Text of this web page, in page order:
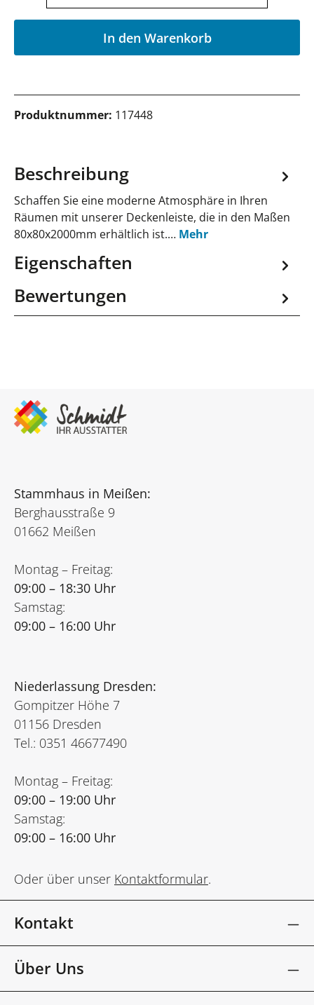
In den Warenkorb
Produktnummer: 117448
Beschreibung
Schaffen Sie eine moderne Atmosphäre in Ihren
Räumen mit unserer Deckenleiste, die in den Maßen
80x80x2000mm erhältlich ist.… Mehr
Eigenschaften
Bewertungen
Stammhaus in Meißen:
Berghausstraße 9
01662 Meißen
Montag – Freitag:
09:00 – 18:30 Uhr
Samstag:
09:00 – 16:00 Uhr
Niederlassung Dresden:
Gompitzer Höhe 7
01156 Dresden
Tel.: 0351 46677490
Montag – Freitag:
09:00 – 19:00 Uhr
Samstag:
09:00 – 16:00 Uhr
Oder über unser Kontaktformular.
Kontakt
Über Uns